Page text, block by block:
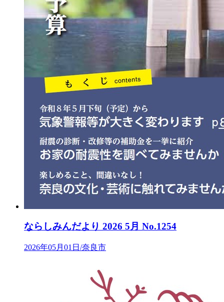
ならしみんだより 2026 5月 No.1254
2026年05月01日/奈良市